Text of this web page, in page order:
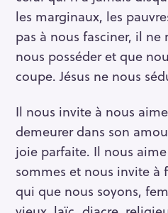
les marginaux, les
pas à nous fasciner, il ne
nous posséder et que
coupe. Jésus ne nous
Il nous invite à nous
demeurer dans son
joie parfaite. Il nous
sommes et nous invite à
qui que nous soyons,